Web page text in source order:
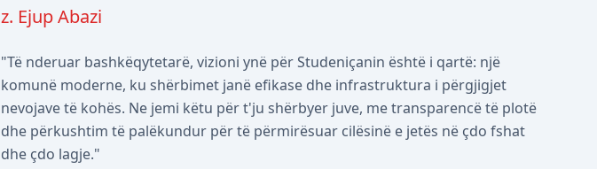
z. Ejup Abazi
"Të nderuar bashkëqytetarë, vizioni ynë për Studeniçanin është i qartë: një
komunë moderne, ku shërbimet janë efikase dhe infrastruktura i përgjigjet
nevojave të kohës. Ne jemi këtu për t'ju shërbyer juve, me transparencë të plotë
dhe përkushtim të palëkundur për të përmirësuar cilësinë e jetës në çdo fshat
dhe çdo lagje."